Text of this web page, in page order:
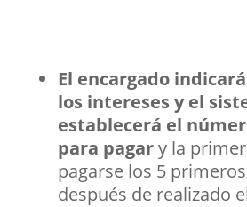
El encargado
los intereses y el
establecerá el
para pagary la
pagarse los 5
después de realizado